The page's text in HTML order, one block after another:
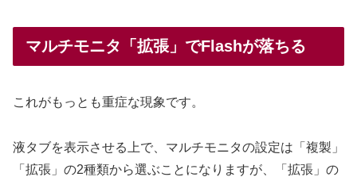
マルチモニタ「拡張」でFlashが落ちる
これがもっとも重症な現象です。
液タブを表示させる上で、マルチモニタの設定は「複製」
「拡張」の2種類から選ぶことになりますが、「拡張」の